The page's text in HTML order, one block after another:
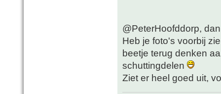
@PeterHoofddorp,
Heb je foto's voorbij
beetje terug denken
schuttingdelen
Ziet er heel goed uit,